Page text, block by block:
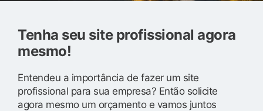
Tenha seu site profissional agora
mesmo!
Entendeu a importância de fazer um site
profissional para sua empresa? Então solicite
agora mesmo um orçamento e vamos juntos